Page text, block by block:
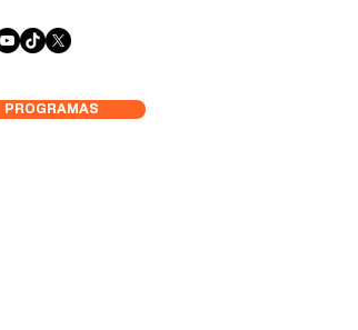
PROGRAMAS